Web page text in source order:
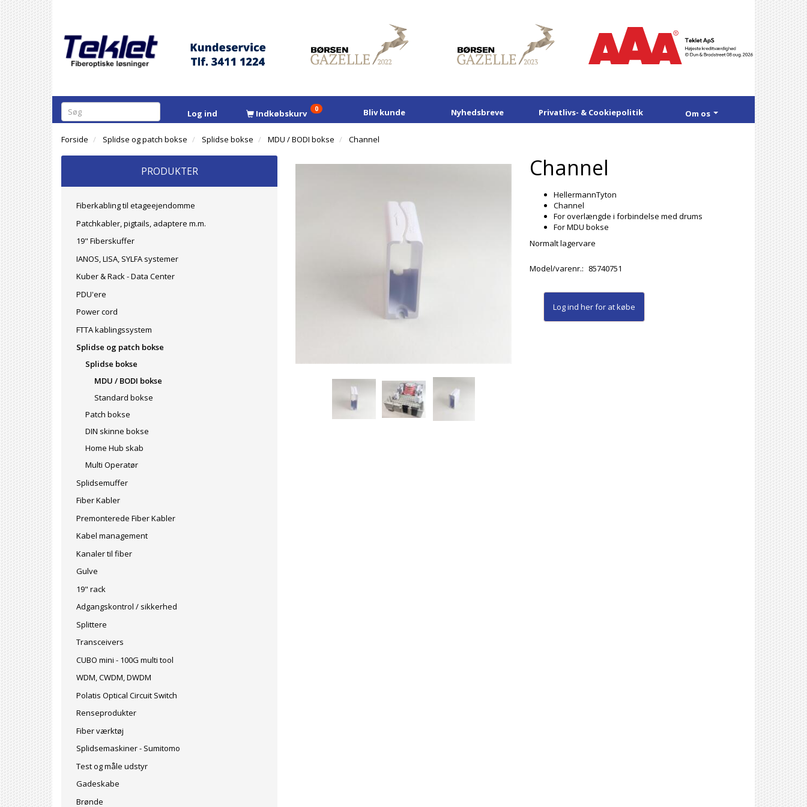
Log ind Indkøbskurv 0 Bliv kunde Nyhedsbreve Privatlivs- & Cookiepolitik Om os
Forside Splidse og patch bokse Splidse bokse MDU / BODI bokse Channel
PRODUKTER
Fiberkabling til etageejendomme
Patchkabler, pigtails, adaptere m.m.
19" Fiberskuffer
IANOS, LISA, SYLFA systemer
Kuber & Rack - Data Center
PDU'ere
Power cord
FTTA kablingssystem
Splidse og patch bokse
Splidse bokse
MDU / BODI bokse
Standard bokse
Patch bokse
DIN skinne bokse
Home Hub skab
Multi Operatør
Splidsemuffer
Fiber Kabler
Premonterede Fiber Kabler
Kabel management
Kanaler til fiber
Gulve
19" rack
Adgangskontrol / sikkerhed
Splittere
Transceivers
CUBO mini - 100G multi tool
WDM, CWDM, DWDM
Polatis Optical Circuit Switch
Renseprodukter
Fiber værktøj
Splidsemaskiner - Sumitomo
Test og måle udstyr
Gadeskabe
Brønde
Channel
HellermannTyton
Channel
For overlængde i forbindelse med drums
For MDU bokse
Normalt lagervare
Model/varenr.: 85740751
Log ind herfor at købe